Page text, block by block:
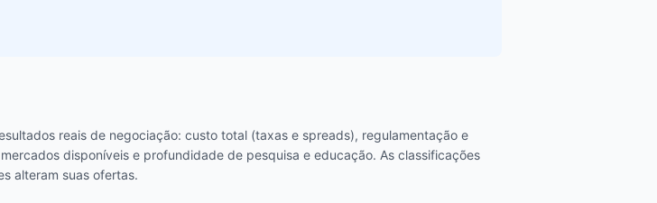
reais de negociação: custo total (taxas e spreads), regulamentação e
disponíveis e profundidade de pesquisa e educação. As classificações
alteram suas ofertas.